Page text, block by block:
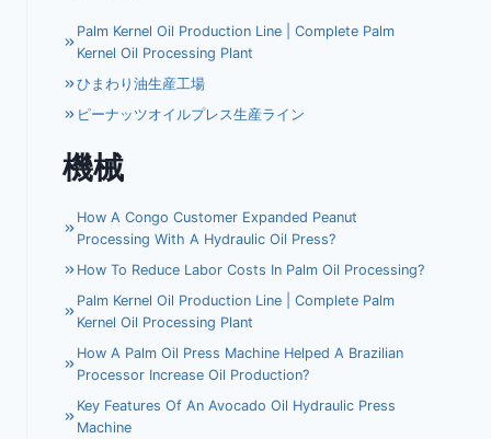
Palm Kernel Oil Production Line | Complete Palm
Kernel Oil Processing Plant
ひまわり油生産工場
ピーナッツオイルプレス生産ライン
機械
How A Congo Customer Expanded Peanut
Processing With A Hydraulic Oil Press?
How To Reduce Labor Costs In Palm Oil Processing?
Palm Kernel Oil Production Line | Complete Palm
Kernel Oil Processing Plant
How A Palm Oil Press Machine Helped A Brazilian
Processor Increase Oil Production?
Key Features Of An Avocado Oil Hydraulic Press
Machine